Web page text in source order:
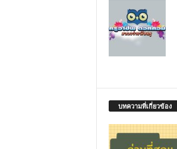
บทความที่เกี่ยวข้อง